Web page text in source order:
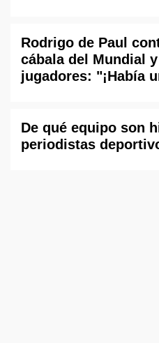
Rodrigo de Paul
cábala del Mundial
jugadores: "¡Había
De qué equipo son
periodistas